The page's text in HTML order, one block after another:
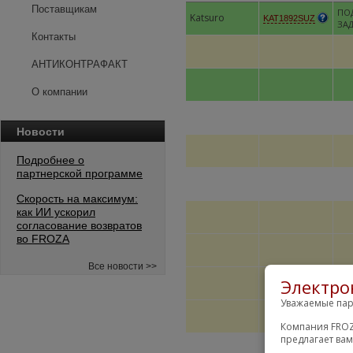
Поставщикам
Контакты
АНТИКОНТРАФАКТ
О компании
Новости
Подробнее о
партнерской программе
Скорость на максимум:
как ИИ ускорил
согласование возвратов
во FROZA
Все новости >>
Katsuro KAT1892SUZ
Уважаемые
Компания
предлагает